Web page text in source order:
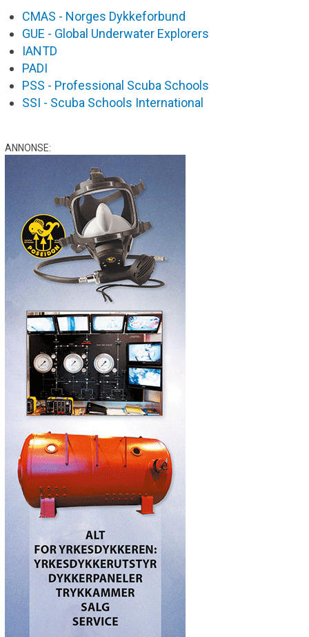
CMAS - Norges Dykkeforbund
GUE - Global Underwater Explorers
IANTD
PADI
PSS - Professional Scuba Schools
SSI - Scuba Schools International
ANNONSE: